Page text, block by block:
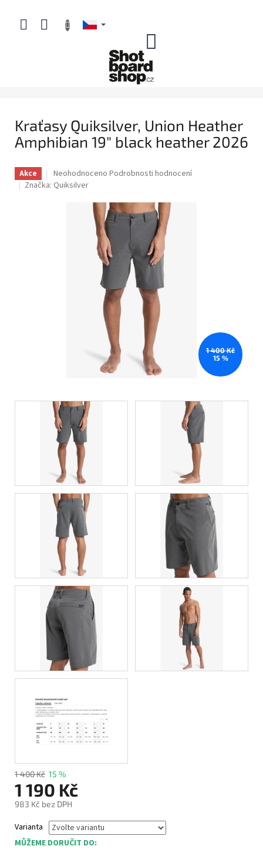
obsah
Kraťasy Quiksilver, Union Heather
Amphibian 19" black heather 2026
Akce
Průměrné
hodnocení
Neohodnoceno Podrobnosti hodnocení
Značka: Quiksilver
1 400 Kč
15 %
1 400 Kč 15 %
1 190 Kč
983 Kč bez DPH
cena:
Varianta
MŮŽEME DORUČIT DO: